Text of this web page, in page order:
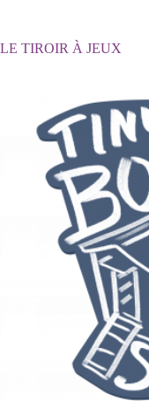
LE TIROIR À JEUX